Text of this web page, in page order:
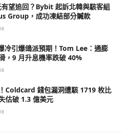
望追回？Bybit 起訴北韓與駭客組
Group，成功凍結部分贓款
冷引爆鴿派預期！Tom Lee：通膨
，9 月升息機率跌破 40%
Coldcard 錢包漏洞遭駭 1719 枚比
估破 1.3 億美元